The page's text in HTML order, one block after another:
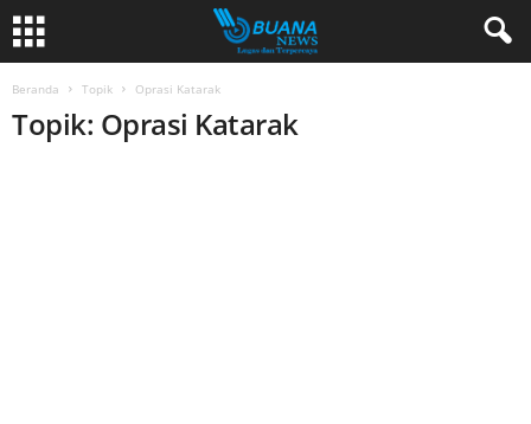
Beranda Topik Oprasi Katarak
Topik: Oprasi Katarak